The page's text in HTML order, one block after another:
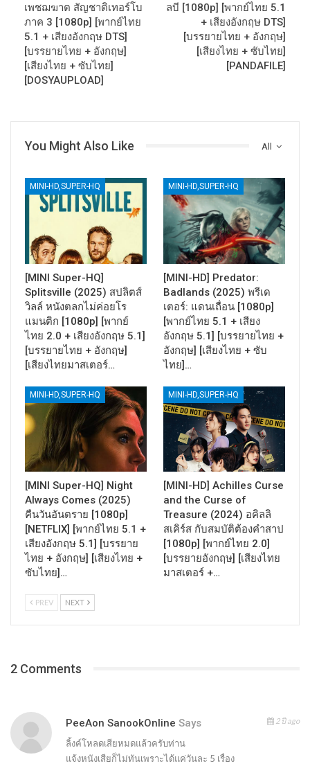
เพชฌฆาต สัญชาติเทอร์โบ
ภาค 3 [1080p] [พากย์ไทย
5.1 + เสียงอังกฤษ DTS]
[บรรยายไทย + อังกฤษ]
[เสียงไทย + ซับไทย]
[DOSYAUPLOAD]
ลบี [1080p] [พากย์ไทย 5.1
+ เสียงอังกฤษ DTS]
[บรรยายไทย + อังกฤษ]
[เสียงไทย + ซับไทย]
[PANDAFILE]
All
You Might Also Like
MINI-HD,SUPER-HQ
[MINI Super-HQ]
Splitsville (2025) สปลิตส์
วิลล์ หนังตลกไม่ค่อยโร
แมนติก [1080p] [พากย์
ไทย 2.0 + เสียงอังกฤษ 5.1]
[บรรยายไทย + อังกฤษ]
[เสียงไทยมาสเตอร์…
MINI-HD,SUPER-HQ
[MINI-HD] Predator:
Badlands (2025) พรีเด
เตอร์: แดนเถื่อน [1080p]
[พากย์ไทย 5.1 + เสียง
อังกฤษ 5.1] [บรรยายไทย +
อังกฤษ] [เสียงไทย + ซับ
ไทย]…
MINI-HD,SUPER-HQ
[MINI Super-HQ] Night
Always Comes (2025)
คืนวันอันตราย [1080p]
[NETFLIX] [พากย์ไทย 5.1 +
เสียงอังกฤษ 5.1] [บรรยาย
ไทย + อังกฤษ] [เสียงไทย +
ซับไทย]…
MINI-HD,SUPER-HQ
[MINI-HD] Achilles Curse
and the Curse of
Treasure (2024) อคิลลิ
สเคิร์ส กับสมบัติต้องคำสาป
[1080p] [พากย์ไทย 2.0]
[บรรยายอังกฤษ] [เสียงไทย
มาสเตอร์ +…
PREV NEXT
2 Comments
PeeAon SanookOnline Says 2 ปี ago
ลิ้งค์โหลดเสียหมดแล้วครับท่าน
แจ้งหนังเสียก็ไม่ทันเพราะได้แค่วันละ 5 เรื่อง